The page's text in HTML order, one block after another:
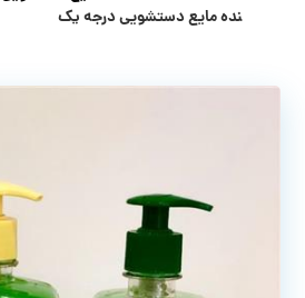
نده مایع دستشویی درجه یک